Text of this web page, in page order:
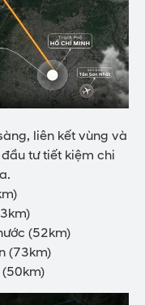
liên kết vùng và
tư tiết kiệm chi
(52km)
(73km)